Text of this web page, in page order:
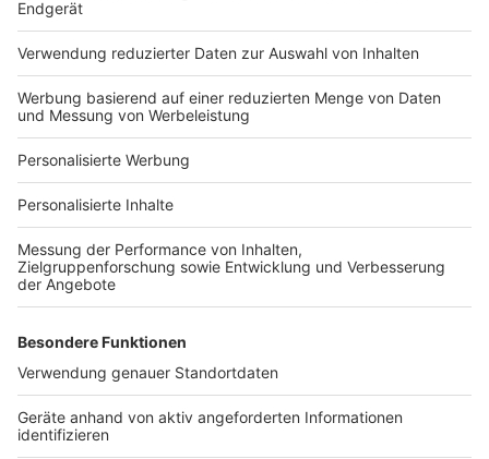
Häuser-Suche
Hausanbieter-Suche
Bauprojekt-Profil
Für Unternehmen
Ihre Baufirma auf bauen.de
Kostenloses Infogespräch